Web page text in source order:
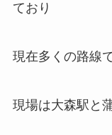
ており
現在多くの路線
現場は大森駅と